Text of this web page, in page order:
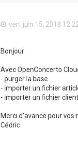
ven. juin 15, 2018
Bonjour
Avec OpenConcerto
- purger la base
- importer un fichier
- importer un fichier
Merci d'avance pour vos
Cédric